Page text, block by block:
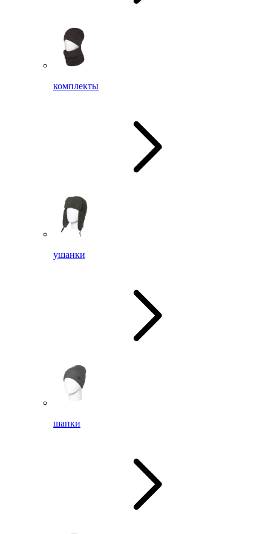
комплекты
ушанки
шапки